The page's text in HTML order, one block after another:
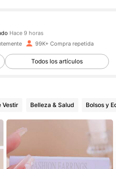
Hace 9 horas
99K+ Compra repetida
Todos los artículos
Vestir Belleza & Salud Bolsos y